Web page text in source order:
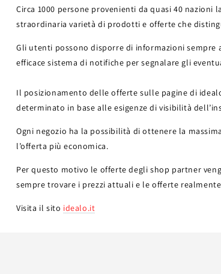
Circa 1000 persone provenienti da quasi 40 nazioni
straordinaria varietà di prodotti e offerte che
Gli utenti possono disporre di informazioni
efficace sistema di notifiche per segnalare gli
Il posizionamento delle offerte sulle pagine di
determinato in base alle esigenze di visibilità
Ogni negozio ha la possibilità di ottenere la
l’offerta più economica.
Per questo motivo le offerte degli shop partner
sempre trovare i prezzi attuali e le offerte
Visita il sito idealo.it